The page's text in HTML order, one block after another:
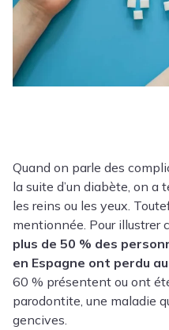
Quand on parle des
la suite d’un diabète , on a
les reins ou les yeux.
mentionnée. Pour illustrer
plus de 50 % des
en Espagne ont perdu
60 % présentent ou ont
parodontite , une maladie
gencives.